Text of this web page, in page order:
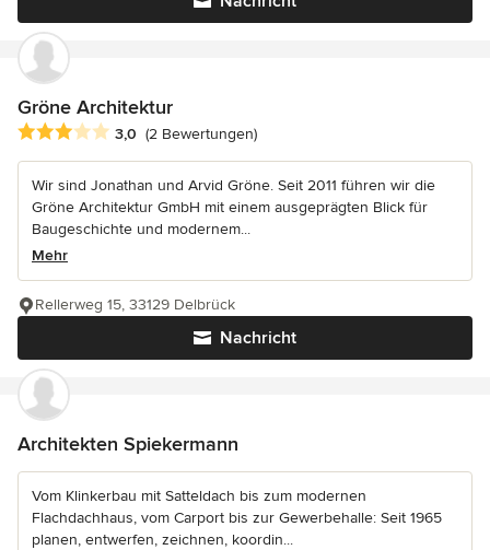
Gröne Architektur
Durchschnittliche Bewertung: 3 von 5 Sternen
3,0 (2 Bewertungen)
Wir sind Jonathan und Arvid Gröne. Seit 2011 führen wir die
Gröne Architektur GmbH mit einem ausgeprägten Blick für
Baugeschichte und modernem...
Mehr
Nachricht
Rellerweg 15, 33129 Delbrück
Architekten Spiekermann
Vom Klinkerbau mit Satteldach bis zum modernen
Flachdachhaus, vom Carport bis zur Gewerbehalle: Seit 1965
planen, entwerfen, zeichnen, koordin...